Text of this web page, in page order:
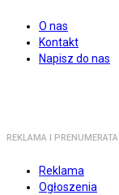
O nas
Kontakt
Napisz do nas
REKLAMA I PRENUMERATA
Reklama
Ogłoszenia